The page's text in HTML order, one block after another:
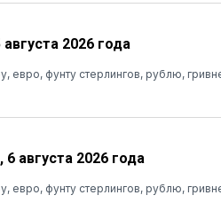
2026 года
евро, фунту стерлингов, рублю,
августа 2026 года
евро, фунту стерлингов, рублю,